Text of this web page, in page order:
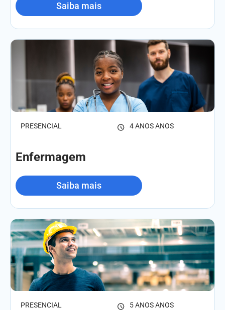
Saiba mais
PRESENCIAL 4 ANOS ANOS
Enfermagem
Saiba mais
PRESENCIAL 5 ANOS ANOS